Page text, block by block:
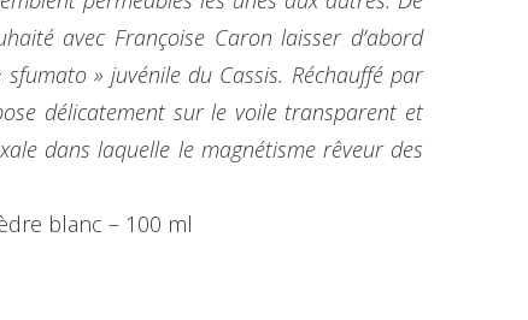
avec Françoise Caron laisser d’abord
» juvénile du Cassis. Réchauffé par
délicatement sur le voile transparent et
dans laquelle le magnétisme rêveur des
blanc – 100 ml